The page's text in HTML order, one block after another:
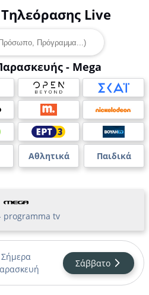
Live
- Mega
Αθλητικά Παιδικά
programma tv
Σήμερα
Σάββατο